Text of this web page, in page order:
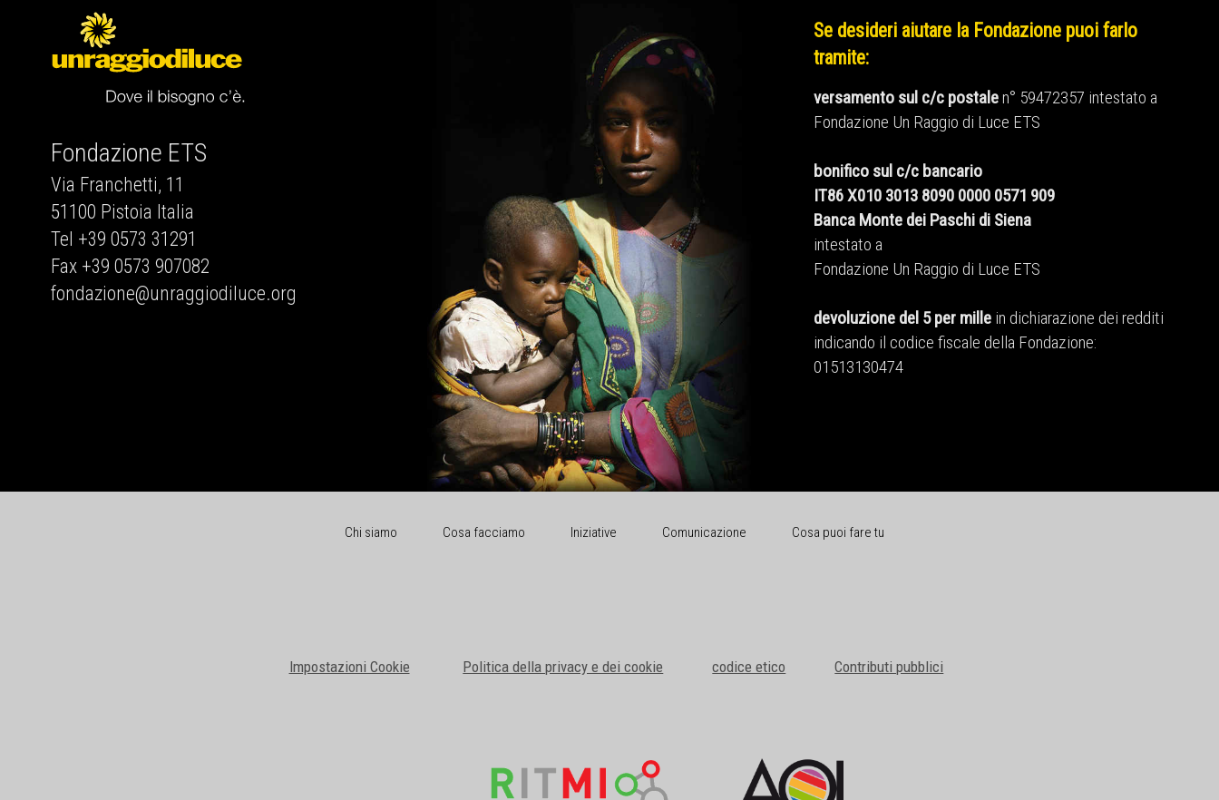
Fondazione ETS
Via Franchetti, 11
51100 Pistoia Italia
Tel +39 0573 31291
Fax +39 0573 907082
fondazione@unraggiodiluce.org
Se desideri aiutare la Fondazione puoi farlo
tramite:
versamento sul c/c postalen° 59472357 intestato a
Fondazione Un Raggio di Luce ETS
bonifico sul c/c bancario
IT86 X010 3013 8090 0000 0571 909
Banca Monte dei Paschi di Siena
intestato a
Fondazione Un Raggio di Luce ETS
devoluzione del 5 per millein dichiarazione dei redditi
indicando il codice fiscale della Fondazione:
01513130474
Chi siamo Cosa facciamo Iniziative Comunicazione Cosa puoi fare tu
Impostazioni Cookie Politica della privacy e dei cookie codice etico Contributi pubblici